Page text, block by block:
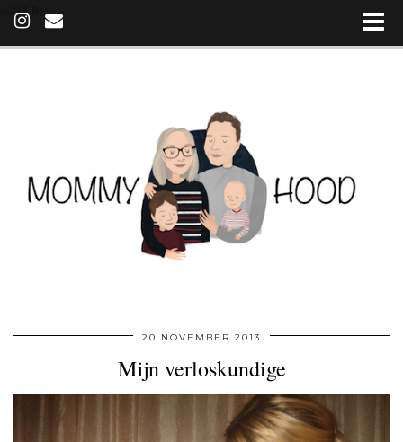
(~215 B)
20 NOVEMBER 2013
Mijn verloskundige